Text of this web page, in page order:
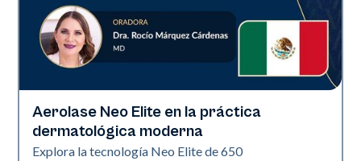
Neo Elite
Aerolase Neo Elite en la práctica
dermatológica moderna
Explora la tecnología Neo Elite de 650